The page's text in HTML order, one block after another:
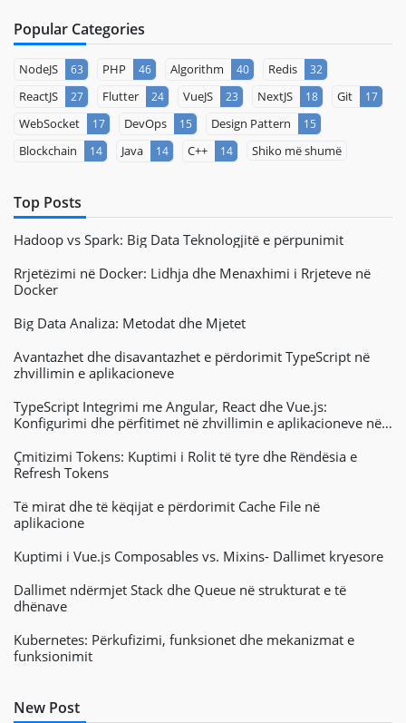
Popular Categories
NodeJS 63 PHP 46 Algorithm 40 Redis 32
ReactJS 27 Flutter 24 VueJS 23 NextJS 18 Git 17
WebSocket 17 DevOps 15 Design Pattern 15
Blockchain 14 Java 14 C++ 14 Shiko më shumë
Top Posts
Hadoop vs Spark: Big Data Teknologjitë e përpunimit
Rrjetëzimi në Docker: Lidhja dhe Menaxhimi i Rrjeteve në
Docker
Big Data Analiza: Metodat dhe Mjetet
Avantazhet dhe disavantazhet e përdorimit TypeScript në
zhvillimin e aplikacioneve
TypeScript Integrimi me Angular, React dhe Vue.js:
Konfigurimi dhe përfitimet në zhvillimin e aplikacioneve në
Çmitizimi Tokens: Kuptimi i Rolit të tyre dhe Rëndësia e
Refresh Tokens
Të mirat dhe të këqijat e përdorimit Cache File në
aplikacione
Kuptimi i Vue.js Composables vs. Mixins- Dallimet kryesore
Dallimet ndërmjet Stack dhe Queue në strukturat e të
dhënave
Kubernetes: Përkufizimi, funksionet dhe mekanizmat e
funksionimit
New Post